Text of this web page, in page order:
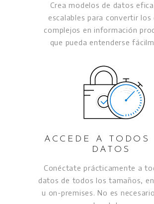
Crea modelos de datos
escalables para convertir los
complejos en información
que pueda entenderse
ACCEDE A TODOS
DATOS
Conéctate prácticamente a
datos de todos los tamaños,
u on-premises. No es